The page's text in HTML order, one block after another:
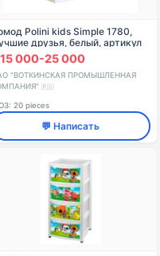
Polini kids Simple 1780,
друзья, белый, артикул
000-25 000
"ВОТКИНСКАЯ ПРОМЫШЛЕННАЯ
🇷🇺
20 pieces
💬 Написать